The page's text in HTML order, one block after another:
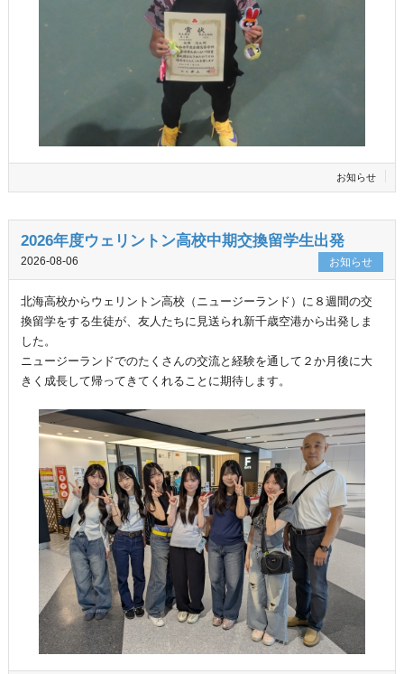
お知らせ
2026年度ウェリントン高校中期交換留学生出発
2026-08-06 お知らせ
北海高校からウェリントン高校（ニュージーランド）に８週間の交
換留学をする生徒が、友人たちに見送られ新千歳空港から出発しま
した。
ニュージーランドでのたくさんの交流と経験を通して２か月後に大
きく成長して帰ってきてくれることに期待します。